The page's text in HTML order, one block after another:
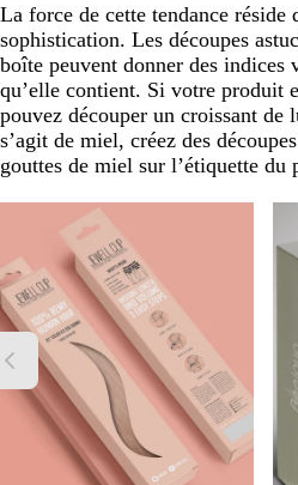
La force de cette tendance réside
sophistication. Les découpes
boîte peuvent donner des indices
qu’elle contient. Si votre produit
pouvez découper un croissant de
s’agit de miel, créez des
gouttes de miel sur l’étiquette du